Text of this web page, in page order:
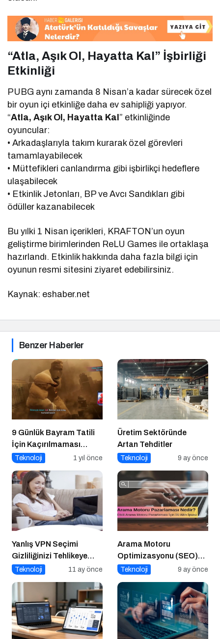
“Atla, Aşık Ol, Hayatta Kal” İşbirliği
Etkinliği
PUBG aynı zamanda 8 Nisan’a kadar sürecek özel
bir oyun içi etkinliğe daha ev sahipliği yapıyor.
“Atla, Aşık Ol, Hayatta Kal” etkinliğinde
oyuncular:
• Arkadaşlarıyla takım kurarak özel görevleri
tamamlayabilecek
• Müttefikleri canlandırma gibi işbirlikçi hedeflere
ulaşabilecek
• Etkinlik Jetonları, BP ve Avcı Sandıkları gibi
ödüller kazanabilecek
Bu yılki 1 Nisan içerikleri, KRAFTON’un oyun
geliştirme birimlerinden ReLU Games ile ortaklaşa
hazırlandı. Etkinlik hakkında daha fazla bilgi için
oyunun resmi sitesini ziyaret edebilirsiniz.
Kaynak: eshaber.net
Benzer Haberler
9 Günlük Bayram Tatili
İçin Kaçırılmaması
Gereken 8 Oyun
Teknoloji 1 yıl önce
Üretim Sektöründe
Artan Tehditler
Teknoloji 9 ay önce
Yanlış VPN Seçimi
Gizliliğinizi Tehlikeye
Atabilir
Teknoloji 11 ay önce
Arama Motoru
Optimizasyonu (SEO)
Nedir? Etkili SEO İçin 10
Teknoloji 9 ay önce